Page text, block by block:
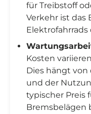
für Treibstoff
Verkehr ist das
Kosten
Dies hängt von
und der
typischer Preis
Bremsbelägen